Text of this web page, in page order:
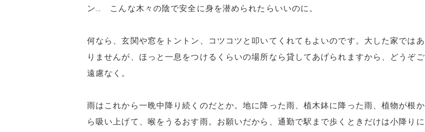
ン… こんな木々の陰で安全に身を潜められたらいいのに。
何なら、玄関や窓をトントン、コツコツと叩いてくれてもよいのです。大した家ではあ
りませんが、ほっと一息をつけるくらいの場所なら貸してあげられますから、どうぞご
遠慮なく。
雨はこれから一晩中降り続くのだとか。地に降った雨、植木鉢に降った雨、植物が根か
ら吸い上げて、喉をうるおす雨。お願いだから、通勤で駅まで歩くときだけは小降りに